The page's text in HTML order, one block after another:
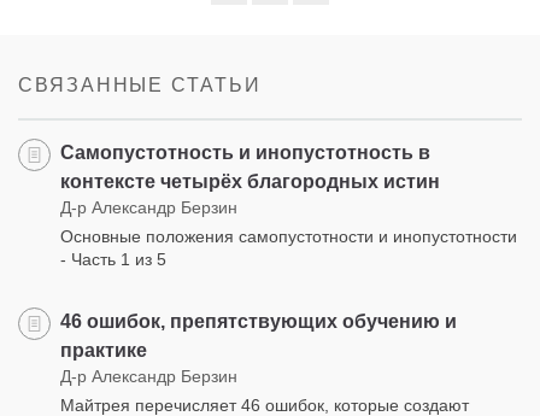
СВЯЗАННЫЕ СТАТЬИ
Самопустотность и инопустотность в
контексте четырёх благородных истин
Д-р Александр Берзин
Основные положения самопустотности и инопустотности
- Часть 1 из 5
46 ошибок, препятствующих обучению и
практике
Д-р Александр Берзин
Майтрея перечисляет 46 ошибок, которые создают